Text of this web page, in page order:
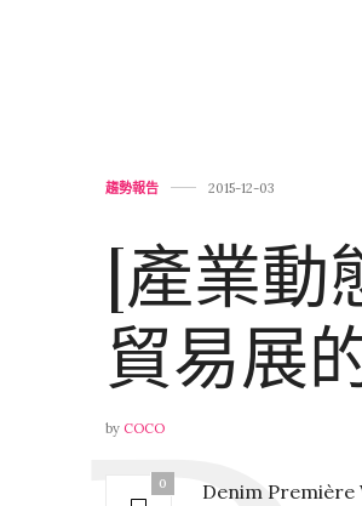
趨勢報告 2015-12-03
[產業動
貿易展
by COCO
0 Denim Première